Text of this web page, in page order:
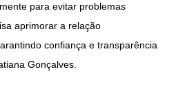
para evitar problemas
aprimorar a relação
confiança e transparência
Gonçalves.